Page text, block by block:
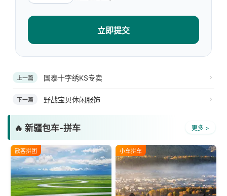
立即提交
上一篇 国泰十字绣KS专卖
下一篇 野战宝贝休闲服饰
🔥 新疆包车-拼车 更多 >
散客拼团 小车拼车